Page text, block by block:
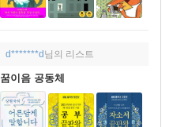
d*******d 님의 리스트
꿈이음 공동체